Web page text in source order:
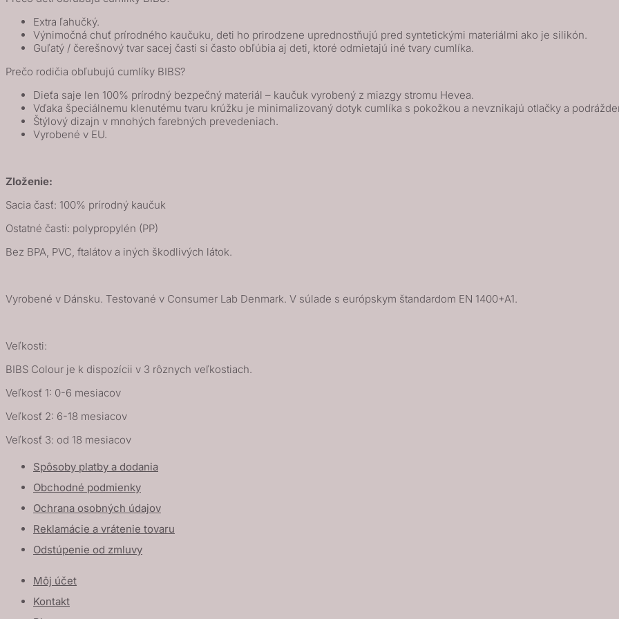
Blue
Extra ľahučký.
Výnimočná chuť prírodného kaučuku, deti ho prirodzene uprednostňujú pred syntetickými materiálmi ako je silikón.
Guľatý / čerešnový tvar sacej časti si často obľúbia aj deti, ktoré odmietajú iné tvary cumlíka.
Prečo rodičia obľubujú cumlíky BIBS?
Dieťa saje len 100% prírodný bezpečný materiál – kaučuk vyrobený z miazgy stromu Hevea.
Vďaka špeciálnemu klenutému tvaru krúžku je minimalizovaný dotyk cumlíka s pokožkou a nevznikajú otlačky a
Štýlový dizajn v mnohých farebných prevedeniach.
Vyrobené v EU.
Zloženie:
Sacia časť: 100% prírodný kaučuk
Ostatné časti: polypropylén (PP)
Bez BPA, PVC, ftalátov a iných škodlivých látok.
Vyrobené v Dánsku. Testované v Consumer Lab Denmark. V súlade s európskym štandardom EN 1400+A1.
Veľkosti:
BIBS Colour je k dispozícii v 3 rôznych veľkostiach.
Veľkosť 1: 0-6 mesiacov
Veľkosť 2: 6-18 mesiacov
Veľkosť 3: od 18 mesiacov
Spôsoby platby a dodania
Obchodné podmienky
Ochrana osobných údajov
Reklamácie a vrátenie tovaru
Odstúpenie od zmluvy
Môj účet
Kontakt